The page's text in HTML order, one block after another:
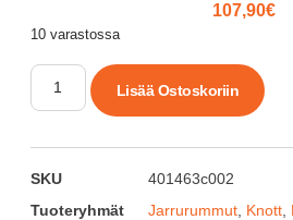
107,90€
10 varastossa
Lisää Ostoskoriin
SKU
401463c002
Tuoteryhmät
Jarrurummut Knott